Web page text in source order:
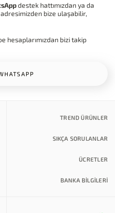
destek hattımızdan ya da
adresimizden bize ulaşabilir,
hesaplarımızdan bizi takip
TREND ÜRÜNLER
SIKÇA SORULANLAR
ÜCRETLER
BANKA BILGILERI